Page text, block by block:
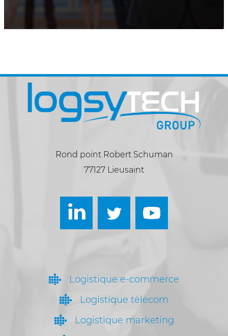
Rond point Robert Schuman
77127 Lieusaint
Logistique e-commerce
Logistique télécom
Logistique marketing